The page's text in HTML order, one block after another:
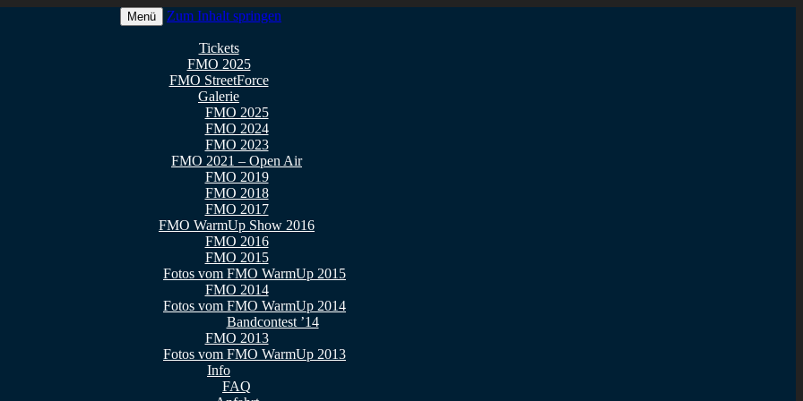
Menü Zum Inhalt springen
Tickets
FMO 2025
FMO StreetForce
Galerie
FMO 2025
FMO 2024
FMO 2023
FMO 2021 – Open Air
FMO 2019
FMO 2018
FMO 2017
FMO WarmUp Show 2016
FMO 2016
FMO 2015
Fotos vom FMO WarmUp 2015
FMO 2014
Fotos vom FMO WarmUp 2014
Bandcontest ’14
FMO 2013
Fotos vom FMO WarmUp 2013
Info
FAQ